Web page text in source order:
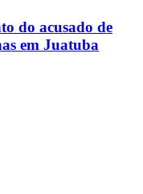
do acusado de
em Juatuba